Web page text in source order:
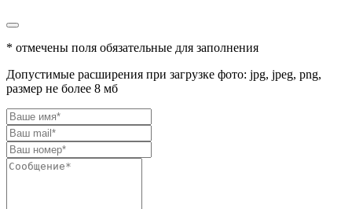
* отмечены поля обязательные для заполнения
Допустимые расширения при загрузке фото: jpg, jpeg, png,
размер не более 8 мб